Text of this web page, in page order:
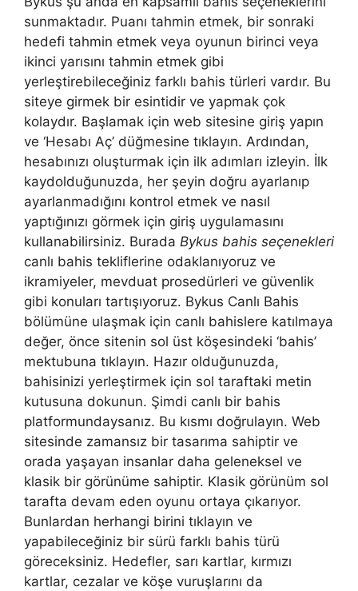
sunmaktadır. Puanı tahmin etmek, bir sonraki
hedefi tahmin etmek veya oyunun birinci veya
ikinci yarısını tahmin etmek gibi
yerleştirebileceğiniz farklı bahis türleri vardır. Bu
siteye girmek bir esintidir ve yapmak çok
kolaydır. Başlamak için web sitesine giriş yapın
ve ‘Hesabı Aç’ düğmesine tıklayın. Ardından,
hesabınızı oluşturmak için ilk adımları izleyin. İlk
kaydolduğunuzda, her şeyin doğru ayarlanıp
ayarlanmadığını kontrol etmek ve nasıl
yaptığınızı görmek için giriş uygulamasını
kullanabilirsiniz. Burada Bykus bahis seçenekleri
canlı bahis tekliflerine odaklanıyoruz ve
ikramiyeler, mevduat prosedürleri ve güvenlik
gibi konuları tartışıyoruz. Bykus Canlı Bahis
bölümüne ulaşmak için canlı bahislere katılmaya
değer, önce sitenin sol üst köşesindeki ‘bahis’
mektubuna tıklayın. Hazır olduğunuzda,
bahisinizi yerleştirmek için sol taraftaki metin
kutusuna dokunun. Şimdi canlı bir bahis
platformundaysanız. Bu kısmı doğrulayın. Web
sitesinde zamansız bir tasarıma sahiptir ve
orada yaşayan insanlar daha geleneksel ve
klasik bir görünüme sahiptir. Klasik görünüm sol
tarafta devam eden oyunu ortaya çıkarıyor.
Bunlardan herhangi birini tıklayın ve
yapabileceğiniz bir sürü farklı bahis türü
göreceksiniz. Hedefler, sarı kartlar, kırmızı
kartlar, cezalar ve köşe vuruşlarını da